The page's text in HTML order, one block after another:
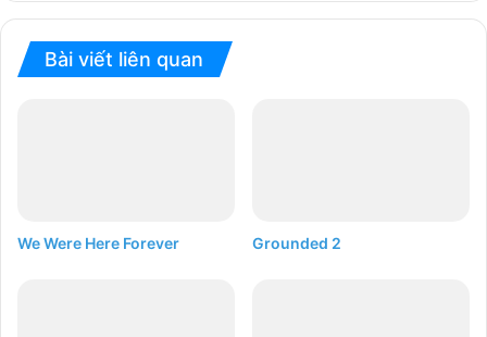
Bài viết liên quan
We Were Here Forever Grounded 2